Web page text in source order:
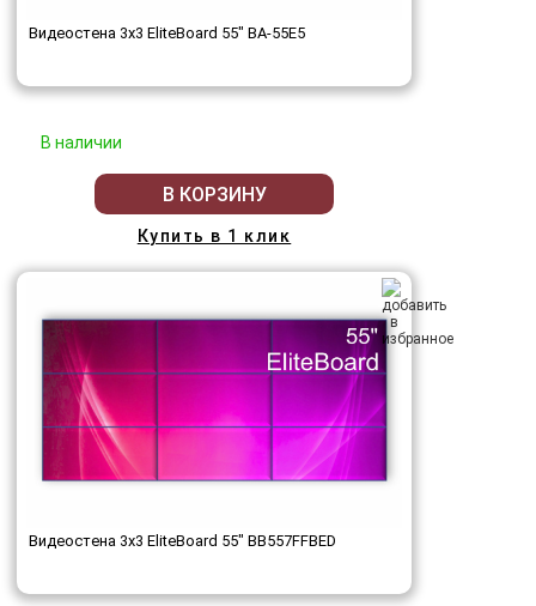
Видеостена 3x3 EliteBoard 55" BA-55E5
В наличии
В КОРЗИНУ
Купить в 1 клик
Видеостена 3x3 EliteBoard 55" BB557FFBED